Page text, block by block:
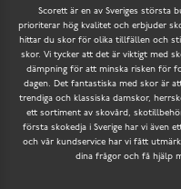
Scorett är en av Sveriges största
prioriterar hög kvalitet och erbjuder
hittar du skor för olika tillfällen och
skor. Vi tycker att det är viktigt med
dämpning för att minska risken för
dagen. Det fantastiska med skor är
trendiga och klassiska damskor,
ett sortiment av skovård,
första skokedja i Sverige har vi även
och vår kundservice har vi fått
dina frågor och få hjälp